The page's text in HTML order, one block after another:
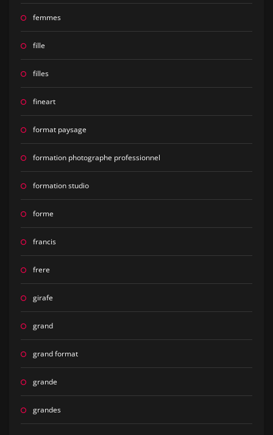
femmes
fille
filles
fineart
format paysage
formation photographe professionnel
formation studio
forme
francis
frere
girafe
grand
grand format
grande
grandes